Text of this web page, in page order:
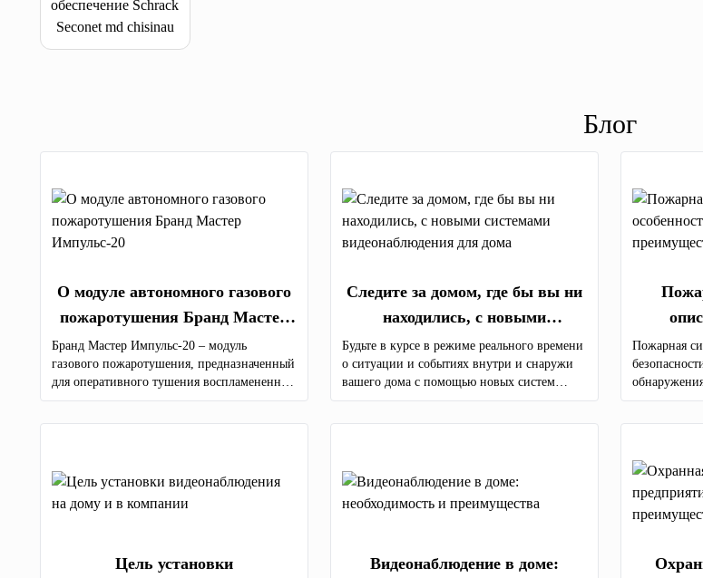
Блог
О модуле автономного газового
пожаротушения Бранд Мастер
Импульс-20
Бранд Мастер Импульс-20 – модуль
газового пожаротушения, предназначенный
для оперативного тушения воспламененных
электроустановок (Е), твердых (А), жидких
Следите за домом, где бы вы ни
находились, с новыми
системами видеонаблюдения для
дома
Будьте в курсе в режиме реального времени
о ситуации и событиях внутри и снаружи
вашего дома с помощью новых систем
видеонаблюдения с камерами самого
Молдове.
Пожарная
Цель установки
Видеонаблюдение в доме: